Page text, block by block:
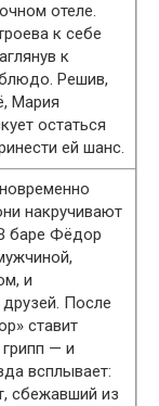
отеле.
к себе
к
Решив,
Мария
остаться
ей шанс.
накручивают
баре Фёдор
и
друзей. После
ставит
— и
всплывает:
сбежавший из